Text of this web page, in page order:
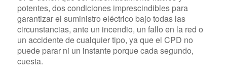
potentes, dos condiciones imprescindibles para
garantizar el suministro eléctrico bajo todas las
circunstancias, ante un incendio, un fallo en la red o
un accidente de cualquier tipo, ya que el CPD no
puede parar ni un instante porque cada segundo,
cuesta.